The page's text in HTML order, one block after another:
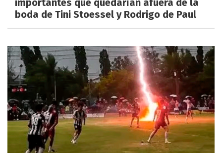
importantes que quedarían afuera de la
boda de Tini Stoessel y Rodrigo de Paul